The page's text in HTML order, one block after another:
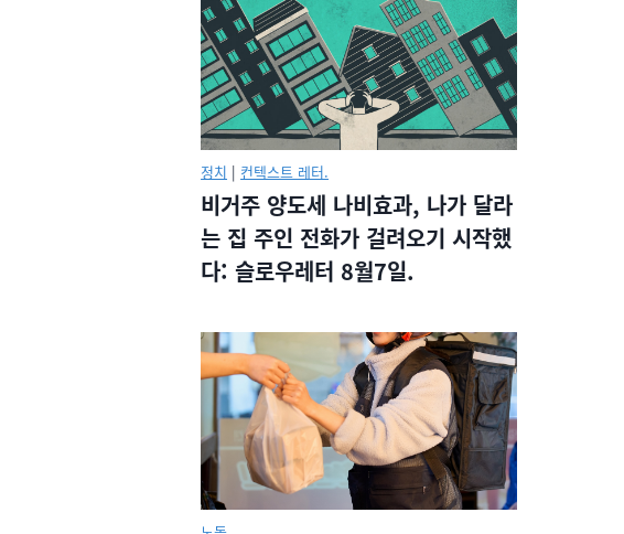
정치 | 컨텍스트 레터.
비거주 양도세 나비효과, 나가 달라
는 집 주인 전화가 걸려오기 시작했
다: 슬로우레터 8월7일.